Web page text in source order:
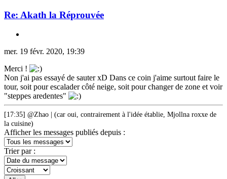
Re: Akath la Réprouvée
mer. 19 févr. 2020, 19:39
Merci !
Non j'ai pas essayé de sauter xD Dans ce coin j'aime surtout faire le
tour, soit pour escalader côté neige, soit pour changer de zone et voir
"steppes aredentes"
[17:35] @Zhao | (car oui, contrairement à l'idée établie, Mjollna roxxe de
la cuisine)
Afficher les messages publiés depuis :
Trier par :